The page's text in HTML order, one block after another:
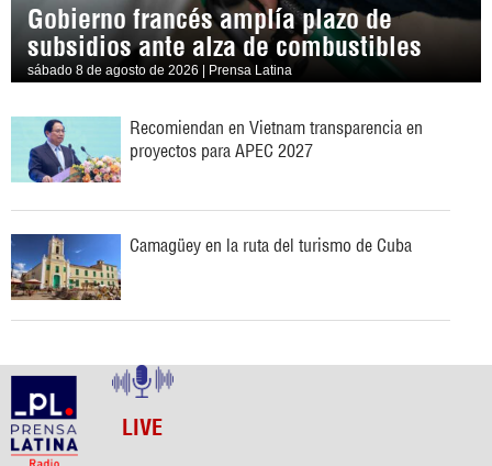
Gobierno francés amplía plazo de
subsidios ante alza de combustibles
sábado 8 de agosto de 2026 | Prensa Latina
Recomiendan en Vietnam transparencia en
proyectos para APEC 2027
Camagüey en la ruta del turismo de Cuba
LIVE